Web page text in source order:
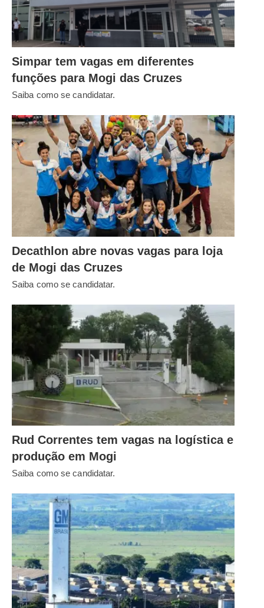
Simpar tem vagas em diferentes
funções para Mogi das Cruzes
Saiba como se candidatar.
Decathlon abre novas vagas para loja
de Mogi das Cruzes
Saiba como se candidatar.
Rud Correntes tem vagas na logística e
produção em Mogi
Saiba como se candidatar.